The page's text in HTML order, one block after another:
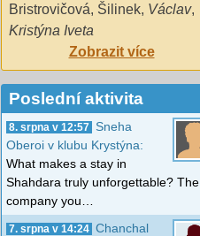
Bristrovičová, Šilinek, Václav,
Kristýna Iveta
Zobrazit více
Poslední aktivita
8. srpna v 12:57
Sneha
Oberoi v klubu Krystýna:
What makes a stay in
Shahdara truly unforgettable? The
company you…
7. srpna v 14:24 Chanchal